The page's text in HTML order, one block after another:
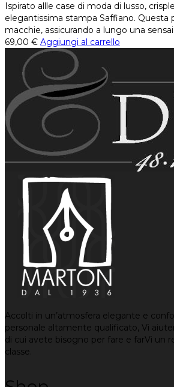
Ispirato allle case di moda di lusso,
elegantissima stampa Saffiano. Questa
macchie, assicurando a lungo una
69,00 € Aggiungi al carrello
Accolti in un’atmosfera elegante e
personale altamente qualificato, Vi
di cui avete bisogno per fare e farVi un
classe.